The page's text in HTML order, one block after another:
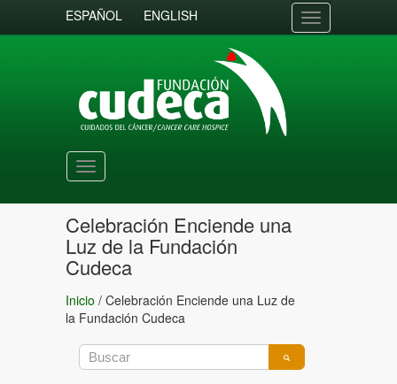
ESPAÑOL ENGLISH
Toggle
navigation
Toggle
navigation
Celebración Enciende una
Luz de la Fundación
Cudeca
Inicio / Celebración Enciende una Luz de
la Fundación Cudeca